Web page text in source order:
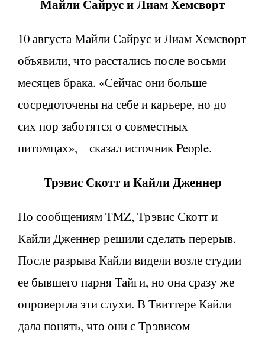
Майли Сайрус и Лиам Хемсворт
10 августа Майли Сайрус и Лиам Хемсворт
объявили, что расстались после восьми
месяцев брака. «Сейчас они больше
сосредоточены на себе и карьере, но до
сих пор заботятся о совместных
питомцах», – сказал источник People.
Трэвис Скотт и Кайли Дженнер
По сообщениям TMZ, Трэвис Скотт и
Кайли Дженнер решили сделать перерыв.
После разрыва Кайли видели возле студии
ее бывшего парня Тайги, но она сразу же
опровергла эти слухи. В Твиттере Кайли
дала понять, что они с Трэвисом